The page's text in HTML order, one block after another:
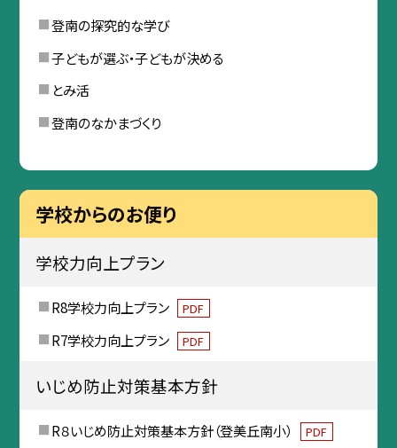
登南の探究的な学び
子どもが選ぶ・子どもが決める
とみ活
登南のなかまづくり
学校からのお便り
学校力向上プラン
R8学校力向上プラン PDF
R7学校力向上プラン PDF
いじめ防止対策基本方針
R８いじめ防止対策基本方針（登美丘南小） PDF